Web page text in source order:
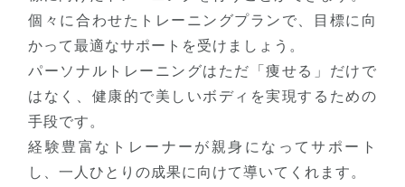
個々に合わせたトレーニングプランで、目標に向
かって最適なサポートを受けましょう。
パーソナルトレーニングはただ「痩せる」だけで
はなく、健康的で美しいボディを実現するための
手段です。
経験豊富なトレーナーが親身になってサポート
し、一人ひとりの成果に向けて導いてくれます。